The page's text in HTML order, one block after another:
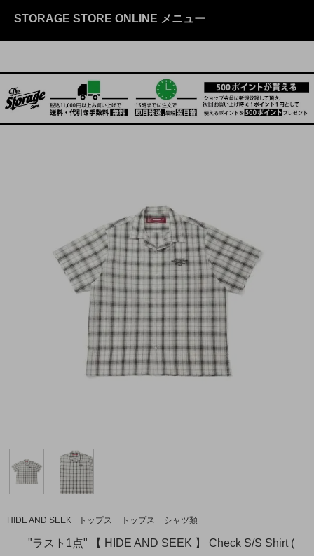
STORAGE STORE ONLINE メニュー
HIDE AND SEEK トップス トップス シャツ類
"ラスト1点" 【 HIDE AND SEEK 】 Check S/S Shirt (